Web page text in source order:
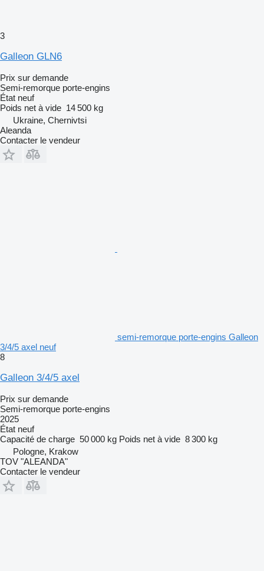
3
Galleon GLN6
Prix sur demande
Semi-remorque porte-engins
État neuf
Poids net à vide 14 500 kg
Ukraine, Chernivtsi
Aleanda
Contacter le vendeur
semi-remorque porte-engins Galleon
3/4/5 axel neuf
8
Galleon 3/4/5 axel
Prix sur demande
Semi-remorque porte-engins
2025
État neuf
Capacité de charge 50 000 kg Poids net à vide 8 300 kg
Pologne, Krakow
TOV "ALEANDA"
Contacter le vendeur